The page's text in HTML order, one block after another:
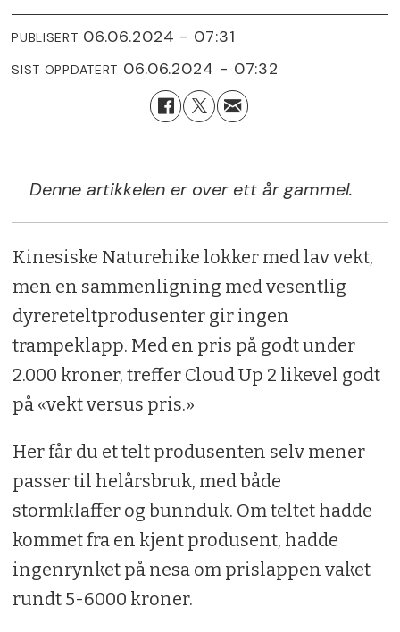
PUBLISERT 06.06.2024 - 07:31
SIST OPPDATERT 06.06.2024 - 07:32
Denne artikkelen er over ett år gammel.
Kinesiske Naturehike lokker med lav vekt,
men en sammenligning med vesentlig
dyrereteltprodusenter gir ingen
trampeklapp. Med en pris på godt under
2.000 kroner, treffer Cloud Up 2 likevel godt
på «vekt versus pris.»
Her får du et telt produsenten selv mener
passer til helårsbruk, med både
stormklaffer og bunnduk. Om teltet hadde
kommet fra en kjent produsent, hadde
ingenrynket på nesa om prislappen vaket
rundt 5-6000 kroner.